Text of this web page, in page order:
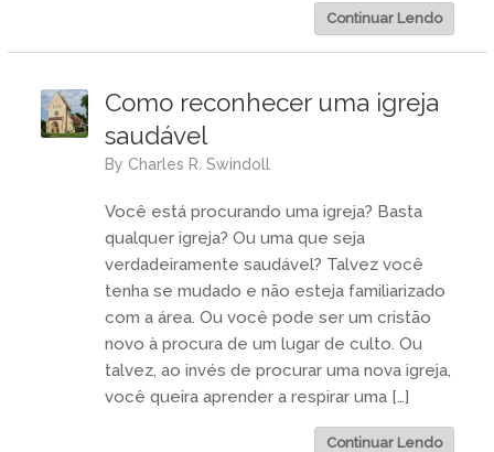
Continuar Lendo
Como reconhecer uma igreja
saudável
by Charles R. Swindoll
Você está procurando uma igreja? Basta
qualquer igreja? Ou uma que seja
verdadeiramente saudável? Talvez você
tenha se mudado e não esteja familiarizado
com a área. Ou você pode ser um cristão
novo à procura de um lugar de culto. Ou
talvez, ao invés de procurar uma nova igreja,
você queira aprender a respirar uma […]
Continuar Lendo